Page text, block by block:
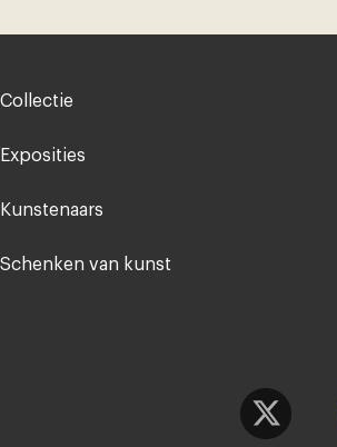
Collectie
Exposities
Kunstenaars
Schenken van kunst